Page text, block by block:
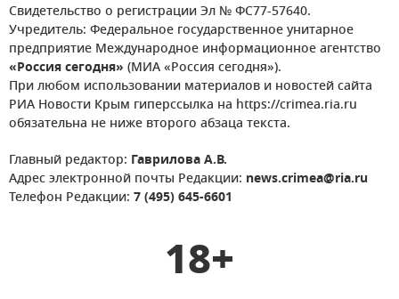
Свидетельство о регистрации Эл № ФС77-57640.
Учредитель: Федеральное государственное унитарное
предприятие Международное информационное агентство
«Россия сегодня» (МИА «Россия сегодня»).
При любом использовании материалов и новостей сайта
РИА Новости Крым гиперссылка на https://crimea.ria.ru
обязательна не ниже второго абзаца текста.
Главный редактор: Гаврилова А.В.
Адрес электронной почты Редакции: news.crimea@ria.ru
Телефон Редакции: 7 (495) 645-6601
18+